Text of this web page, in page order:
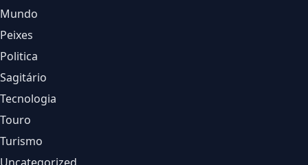
Mundo
Peixes
Politica
Sagitário
Tecnologia
Touro
Turismo